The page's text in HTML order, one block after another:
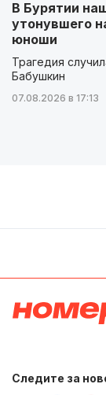
В Бурятии
утонувшего
юноши
Трагедия
Бабушкин
07.08.2026 в 17:13
Следите за